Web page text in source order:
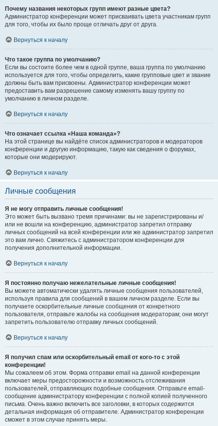
Почему названия некоторых групп имеют разные цвета?
Администратор конференции может присваивать цвета участникам групп
для того, чтобы их было проще отличать друг от друга.
Вернуться к началу
Что такое группа по умолчанию?
Если вы состоите более чем в одной группе, ваша группа по умолчанию
используется для того, чтобы определить, какие групповые цвет и звание
должны быть вам присвоены. Администратор конференции может
предоставить вам разрешение самому изменять вашу группу по
умолчанию в личном разделе.
Вернуться к началу
Что означает ссылка «Наша команда»?
На этой странице вы найдёте список администраторов и модераторов
конференции и другую информацию, такую как сведения о форумах,
которые они модерируют.
Вернуться к началу
Личные сообщения
Я не могу отправить личные сообщения!
Это может быть вызвано тремя причинами: вы не зарегистрированы и/
или не вошли на конференцию, администратор запретил отправку
личных сообщений на всей конференции или же администратор запретил
это вам лично. Свяжитесь с администратором конференции для
получения дополнительной информации.
Вернуться к началу
Я постоянно получаю нежелательные личные сообщения!
Вы можете автоматически удалять личные сообщения пользователей,
используя правила для сообщений в вашем личном разделе. Если вы
получаете оскорбительные личные сообщения от конкретного
пользователя, отправьте жалобы на сообщения модераторам; они могут
запретить пользователю отправку личных сообщений.
Вернуться к началу
Я получил спам или оскорбительный email от кого-то с этой
конференции!
Мы сожалеем об этом. Форма отправки email на данной конференции
включает меры предосторожности и возможность отслеживания
пользователей, отправляющих подобные сообщения. Отправьте email-
сообщение администратору конференции с полной копией полученного
письма. Очень важно включить все заголовки, в которых содержится
детальная информация об отправителе. Администратор конференции
сможет в этом случае принять меры.